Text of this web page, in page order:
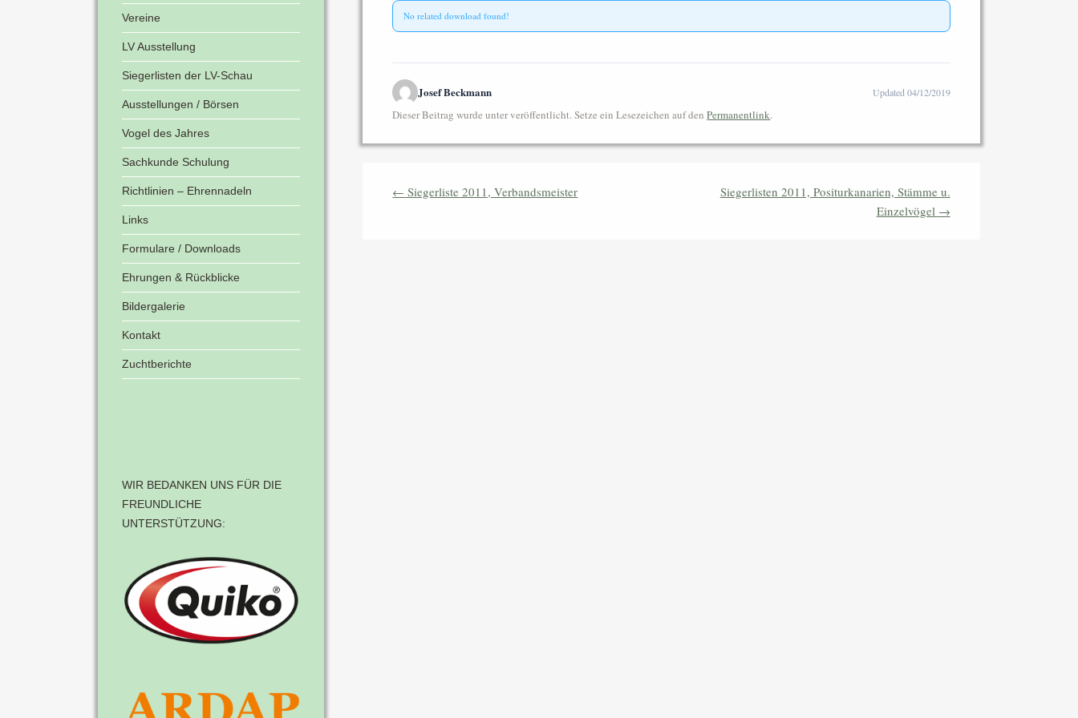
Vereine
LV Ausstellung
Siegerlisten der LV-Schau
Ausstellungen / Börsen
Vogel des Jahres
Sachkunde Schulung
Richtlinien – Ehrennadeln
Links
Formulare / Downloads
Ehrungen & Rückblicke
Bildergalerie
Kontakt
Zuchtberichte
No related download found!
Josef Beckmann Updated 04/12/2019
Dieser Beitrag wurde unter veröffentlicht. Setze ein Lesezeichen auf denPermanentlink.
← Siegerliste 2011, Verbandsmeister
Siegerlisten 2011, Positurkanarien, Stämme u.
Einzelvögel →
WIR BEDANKEN UNS FÜR DIE
FREUNDLICHE
UNTERSTÜTZUNG: